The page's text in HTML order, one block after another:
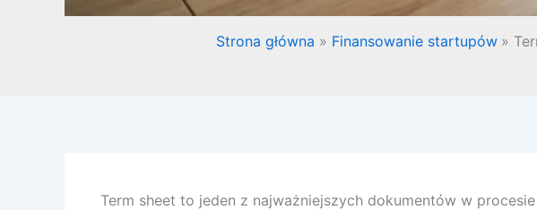
Strona główna Finansowanie startupów
Term sheet to jeden z najważniejszych dokumentów w